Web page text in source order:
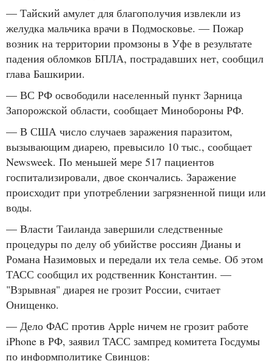
— Тайский амулет для благополучия извлекли из
желудка мальчика врачи в Подмосковье. — Пожар
возник на территории промзоны в Уфе в результате
падения обломков БПЛА, пострадавших нет, сообщил
глава Башкирии.
— ВС РФ освободили населенный пункт Зарница
Запорожской области, сообщает Минобороны РФ.
— В США число случаев заражения паразитом,
вызывающим диарею, превысило 10 тыс., сообщает
Newsweek. По меньшей мере 517 пациентов
госпитализировали, двое скончались. Заражение
происходит при употреблении загрязненной пищи или
воды.
— Власти Таиланда завершили следственные
процедуры по делу об убийстве россиян Дианы и
Романа Назимовых и передали их тела семье. Об этом
ТАСС сообщил их родственник Константин. —
"Взрывная" диарея не грозит России, считает
Онищенко.
— Дело ФАС против Apple ничем не грозит работе
iPhone в РФ, заявил ТАСС зампред комитета Госдумы
по информполитике Свинцов: